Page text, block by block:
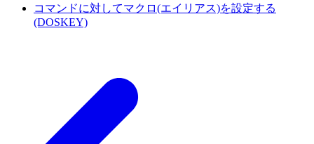
コマンドに対してマクロ(エイリアス)を設定する
(DOSKEY)